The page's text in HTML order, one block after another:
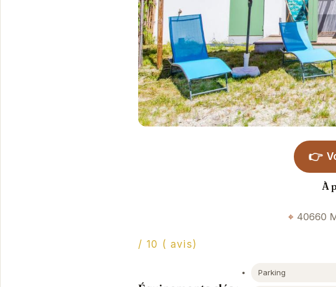
👉
À
40660
/ 10 ( avis)
Parking